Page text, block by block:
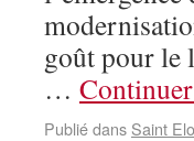
goût pour le
…
Publié dans Saint